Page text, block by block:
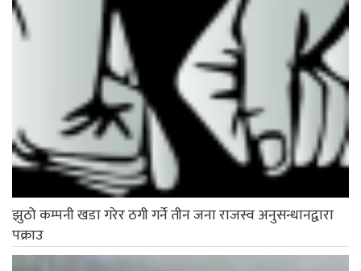
झुठो कम्पनी खडा गरेर ठगी गर्ने तीन जना राजस्व अनुसन्धानद्वारा
पक्राउ